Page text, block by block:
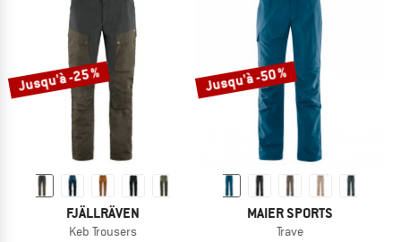
Jusqu'à -25 %
FJÄLLRÄVEN
Keb Trousers
Jusqu'à -50 %
MAIER SPORTS
Trave